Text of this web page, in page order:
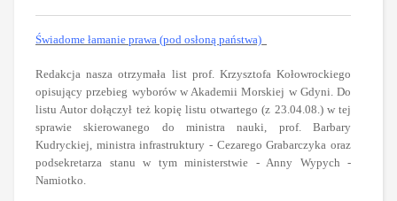
Świadome łamanie prawa (pod osłoną państwa)
Redakcja nasza otrzymała list prof. Krzysztofa Kołowrockiego
opisujący przebieg wyborów w Akademii Morskiej w Gdyni. Do
listu Autor dołączył też kopię listu otwartego (z 23.04.08.) w tej
sprawie skierowanego do ministra nauki, prof. Barbary
Kudryckiej, ministra infrastruktury - Cezarego Grabarczyka oraz
podsekretarza stanu w tym ministerstwie - Anny Wypych -
Namiotko.